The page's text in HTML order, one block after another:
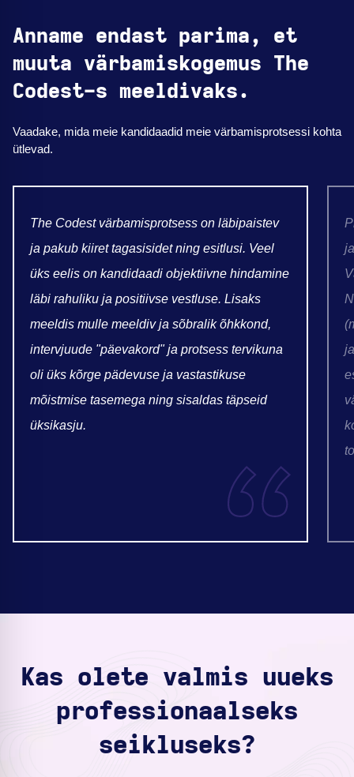
Anname endast parima, et
muuta värbamiskogemus The
Codest-s meeldivaks.
Vaadake, mida meie kandidaadid meie värbamisprotsessi kohta
ütlevad.
The Codest värbamisprotsess on läbipaistev
ja pakub kiiret tagasisidet ning esitlusi. Veel
üks eelis on kandidaadi objektiivne hindamine
läbi rahuliku ja positiivse vestluse. Lisaks
meeldis mulle meeldiv ja sõbralik õhkkond,
intervjuude "päevakord" ja protsess tervikuna
oli üks kõrge pädevuse ja vastastikuse
mõistmise tasemega ning sisaldas täpseid
üksikasju.
Kas olete valmis uueks
professionaalseks
seikluseks?